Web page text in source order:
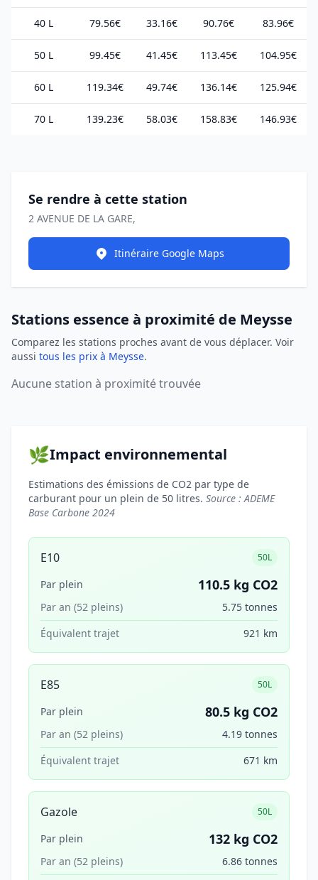
40 L 79.56€ 33.16€ 90.76€ 83.96€
50 L 99.45€ 41.45€ 113.45€ 104.95€
60 L 119.34€ 49.74€ 136.14€ 125.94€
70 L 139.23€ 58.03€ 158.83€ 146.93€
Se rendre à cette station
2 AVENUE DE LA GARE,
Itinéraire Google Maps
Stations essence à proximité de Meysse
Comparez les stations proches avant de vous déplacer. Voir
aussi tous les prix à Meysse.
Aucune station à proximité trouvée
🌿Impact environnemental
Estimations des émissions de CO2 par type de
carburant pour un plein de 50 litres. Source : ADEME
Base Carbone 2024
E10 50L
Par plein 110.5 kg CO2
Par an (52 pleins)
5.75 tonnes
Équivalent trajet
921 km
E85 50L
Par plein 80.5 kg CO2
Par an (52 pleins)
4.19 tonnes
Équivalent trajet
671 km
Gazole 50L
Par plein 132 kg CO2
Par an (52 pleins)
6.86 tonnes